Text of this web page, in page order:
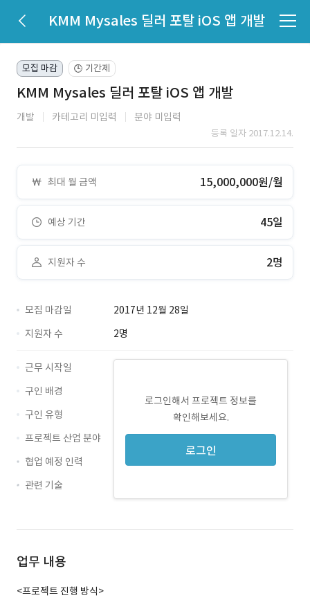
KMM Mysales 딜러 포탈 iOS 앱 개발
모집 마감 🕒 기간제
KMM Mysales 딜러 포탈 iOS 앱 개발
개발 카테고리 미입력 분야 미입력
등록 일자 2017.12.14.
최대 월 금액 15,000,000원/월
예상 기간 45일
지원자 수 2명
모집 마감일
2017년 12월 28일
지원자 수
2명
로그인해서 프로젝트 정보를
확인해보세요.
로그인
근무 시작일
구인 배경
구인 유형
프로젝트 산업 분야
협업 예정 인력
관련 기술
업무 내용
<프로젝트 진행 방식>